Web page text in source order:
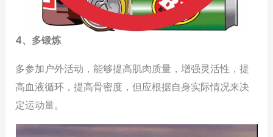
4、多锻炼
多参加户外活动，能够提高肌肉质量，增强灵活性，提
高血液循环，提高骨密度，但应根据自身实际情况来决
定运动量。